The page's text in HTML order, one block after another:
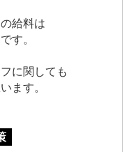
給料は
す。
に関しても
ます。